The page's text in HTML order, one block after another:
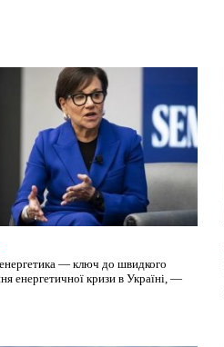
— ключ до швидкого
енергетичної кризи в Україні, —